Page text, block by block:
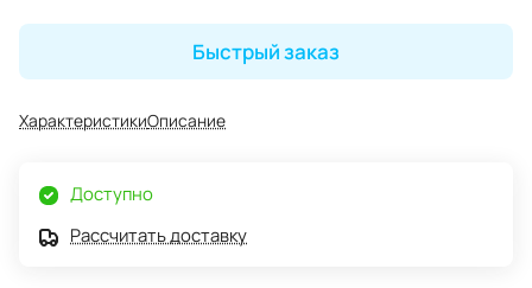
Быстрый заказ
ХарактеристикиОписание
Доступно
Рассчитать доставку